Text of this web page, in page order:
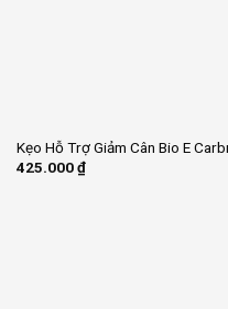
Kẹo Hỗ Trợ Giảm Cân Bio E
425.000₫